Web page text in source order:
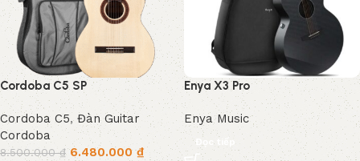
Cordoba C5 SP
Cordoba C5, Đàn Guitar
Cordoba
8.500.000₫ 6.480.000₫
Enya X3 Pro
Enya Music
Đọc tiếp